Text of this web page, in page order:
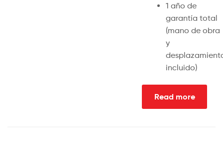
1 año de
garantía total
(mano de obra
y
incluido)
Read more